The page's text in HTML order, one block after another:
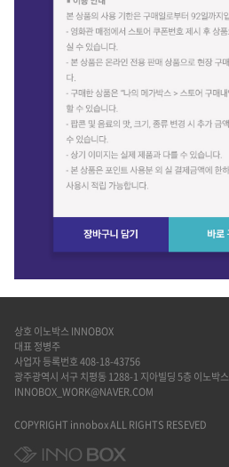
상호 이노박스 INNOBOX
대표 정병주
사업자 등록번호 408-18-43756
광주광역시 서구 치평동 1288-1 지아빌딩 5층 이노박스
INNOBOX_WORK@NAVER.COM
COPYRIGHT innobox ALL RIGHTS RESEVED